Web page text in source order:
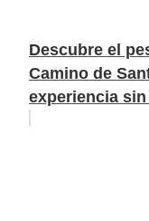
Descubre el
Camino de
experiencia sin